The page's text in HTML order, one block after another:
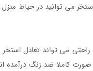
می توانید در حیاط منزل
می تواند تعادل استخر
کاملا ضد زنگ درآمده